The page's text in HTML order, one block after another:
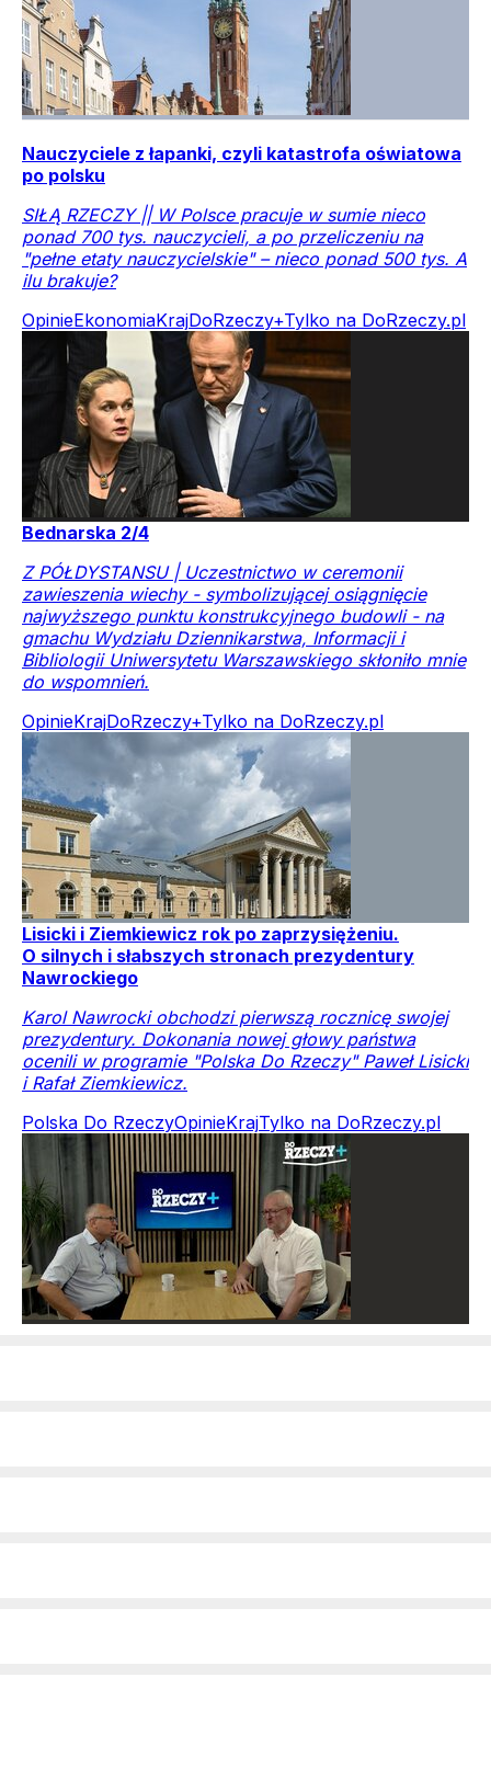
Nauczyciele z łapanki, czyli katastrofa oświatowa
po polsku
SIŁĄ RZECZY || W Polsce pracuje w sumie nieco
ponad 700 tys. nauczycieli, a po przeliczeniu na
"pełne etaty nauczycielskie" – nieco ponad 500 tys. A
ilu brakuje?
OpinieEkonomiaKrajDoRzeczy+Tylko na DoRzeczy.pl
Bednarska 2/4
Z PÓŁDYSTANSU | Uczestnictwo w ceremonii
zawieszenia wiechy - symbolizującej osiągnięcie
najwyższego punktu konstrukcyjnego budowli - na
gmachu Wydziału Dziennikarstwa, Informacji i
Bibliologii Uniwersytetu Warszawskiego skłoniło mnie
do wspomnień.
OpinieKrajDoRzeczy+Tylko na DoRzeczy.pl
Lisicki i Ziemkiewicz rok po zaprzysiężeniu.
O silnych i słabszych stronach prezydentury
Nawrockiego
Karol Nawrocki obchodzi pierwszą rocznicę swojej
prezydentury. Dokonania nowej głowy państwa
ocenili w programie "Polska Do Rzeczy" Paweł Lisicki
i Rafał Ziemkiewicz.
Polska Do RzeczyOpinieKrajTylko na DoRzeczy.pl